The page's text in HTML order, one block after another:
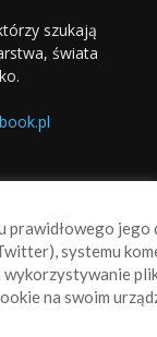
szukają
świata
systemu
na swoim